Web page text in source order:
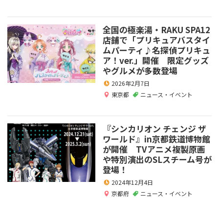
全国の極楽湯・RAKU SPA12
店舗で「プリキュアバスタイ
ムパーティ♪名探偵プリキュ
ア！ver.」開催 限定グッズ
やグルメが多数登場
2026年2月7日
東京都
ニュース・イベント
『シンカリオン チェンジ ザ
ワールド』in京都鉄道博物館
が開催 TVアニメ複製原画
や特別演出のSLスチーム号が
登場！
2024年12月4日
京都府
ニュース・イベント